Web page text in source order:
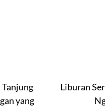
yang
Liburan